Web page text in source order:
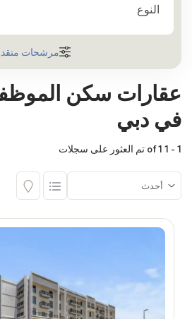
النوع
المنطقة
اختر
المجمع السكني
اختر
البناية
اختر
مرشحات
عقارات سكن
في دبي
1 - 1 of 1 تم العثور على سجلات